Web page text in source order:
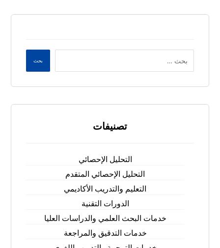
بحث
تصنيفات
التحليل الإحصائي
التحليل الإحصائي المتقدم
التعليم والتدريب الأكاديمي
الدورات التقنية
خدمات البحث العلمي والدراسات العليا
خدمات التدقيق والمراجعة